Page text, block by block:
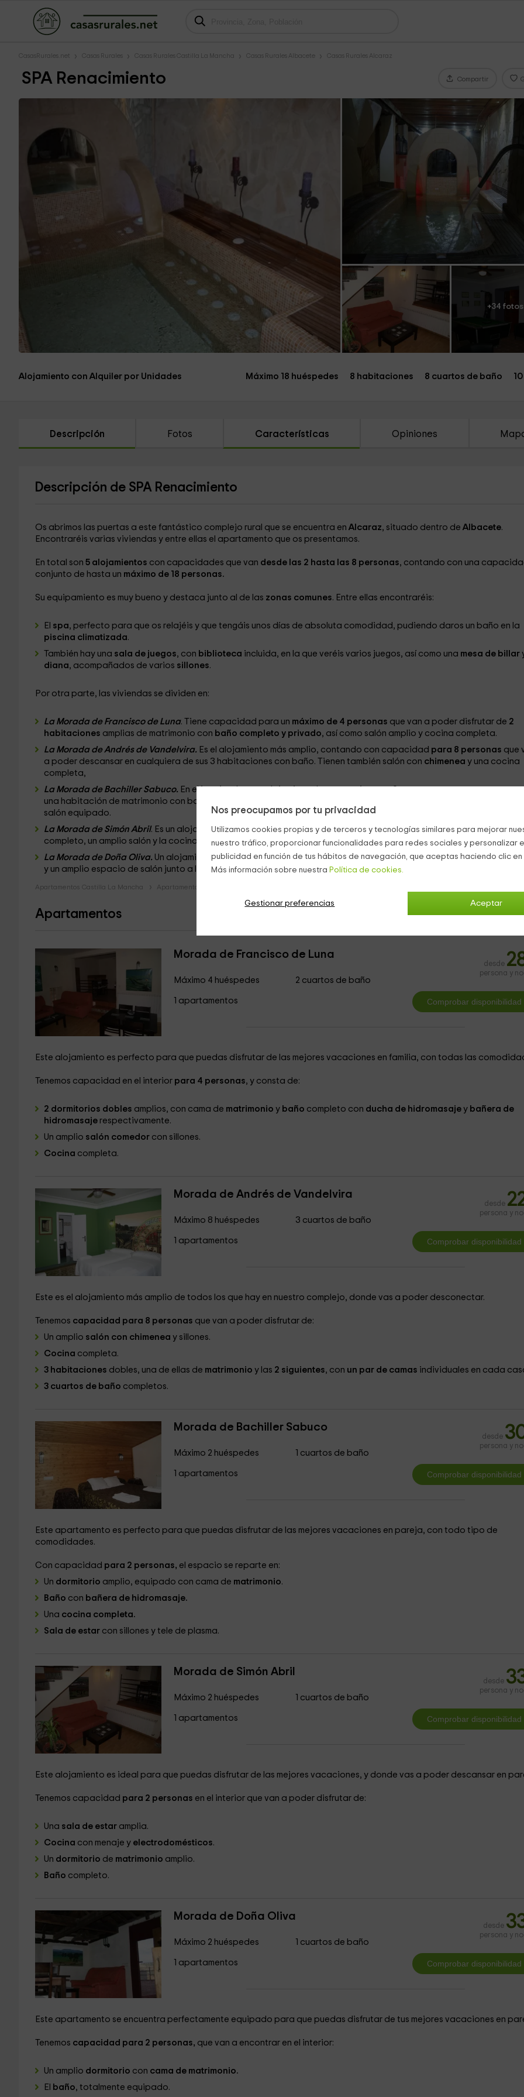
Nos preocupamos por tu privacidad
Utilizamos cookies propias y de terceros y tecnologías similares para mejorar
nuestro tráfico, proporcionar funcionalidades para redes sociales y personalizar
publicidad en función de tus hábitos de navegación, que aceptas haciendo clic
Más información sobre nuestra Política de cookies.
Aceptar
Gestionar preferencias
CasasRurales.net Casas Rurales Casas Rurales Castilla La Mancha Casas Rurales Albacete Casas Rurales Alcaraz
SPA Renacimiento Compartir
+34 fotos
Alojamiento con Alquiler por Unidades Máximo 18 huéspedes 8 habitaciones 8 cuartos de baño
Descripción Fotos Características Opiniones
Descripción de SPA Renacimiento
Os abrimos las puertas a este fantástico complejo rural que se encuentra en Alcaraz, situado dentro de Albacete.
Encontraréis varias viviendas y entre ellas el apartamento que os presentamos.
En total son 5 alojamientos con capacidades que van desde las 2 hasta las 8 personas, contando con una
conjunto de hasta un máximo de 18 personas.
Su equipamiento es muy bueno y destaca junto al de las zonas comunes. Entre ellas encontraréis:
El spa, perfecto para que os relajéis y que tengáis unos días de absoluta comodidad, pudiendo daros un baño en la
piscina climatizada.
También hay una sala de juegos, con biblioteca incluida, en la que veréis varios juegos, así como una mesa de billar
diana, acompañados de varios sillones.
Por otra parte, las viviendas se dividen en:
La Morada de Francisco de Luna. Tiene capacidad para un máximo de 4 personas que van a poder disfrutar de 2
habitaciones amplias de matrimonio con baño completo y privado, así como salón amplio y cocina completa.
La Morada de Andrés de Vandelvira. Es el alojamiento más amplio, contando con capacidad para 8 personas que
a poder descansar en cualquiera de sus 3 habitaciones con baño. Tienen también salón con chimenea y una cocina
completa,
La Morada de Bachiller Sabuco. En el interior de este alojamiento hay espacio
una habitación de matrimonio con baño equipado con bañera de hidromasaje. También consta de cocina completa
salón equipado.
La Morada de Simón Abril. Es un alojamientopara 2 personasque van a encontrar un dormitorio amplio, con baño
completo, un amplio salón y la cocina completa.
La Morada de Doña Oliva. Un alojamiento para2 personasque dispone de un dormitorio de matrimonio, baño
y un amplio espacio de salón junto a la cocina.
Apartamentos Castilla La Mancha Apartamentos Albacete
Apartamentos
Morada de Francisco de Luna
Máximo 4 huéspedes
1 apartamentos
2 cuartos de baño
desde
persona y
Este alojamiento es perfecto para que puedas disfrutar de las mejores vacaciones en familia, con todas las
Tenemos capacidad en el interiorpara 4 personas, y consta de:
2 dormitorios dobles amplios, con cama de matrimonio y baño completo con ducha de hidromasaje y bañera de
hidromasaje respectivamente.
Un amplio salón comedor con sillones.
Cocina completa.
Morada de Andrés de Vandelvira
Máximo 8 huéspedes
1 apartamentos
3 cuartos de baño
desde
persona y
Este es el alojamiento más amplio de todos los que hay en nuestro complejo, donde vas a poder desconectar.
Tenemos capacidad para 8 personas que van a poder disfrutar de:
Un amplio salón con chimenea y sillones.
Cocina completa.
3 habitaciones dobles, una de ellas de matrimonio y las 2 siguientes, con un par de camas individuales en cada
3 cuartos de baño completos.
Morada de Bachiller Sabuco
Máximo 2 huéspedes
1 apartamentos
1 cuartos de baño
desde
persona y
Este apartamento es perfecto para que puedas disfrutar de las mejores vacaciones en pareja, con todo tipo de
comodidades.
Con capacidad para 2 personas, el espacio se reparte en:
Un dormitorio amplio, equipado con cama de matrimonio.
Baño con bañera de hidromasaje.
Una cocina completa.
Sala de estar con sillones y tele de plasma.
Morada de Simón Abril
Máximo 2 huéspedes
1 apartamentos
1 cuartos de baño
desde
persona y
Este alojamiento es ideal para que puedas disfrutar de las mejores vacaciones, y donde vas a poder descansar en
Tenemos capacidad para 2 personas en el interior que van a poder disfrutar de:
Una sala de estar amplia.
Cocina con menaje y electrodomésticos.
Un dormitorio de matrimonio amplio.
Baño completo.
Morada de Doña Oliva
Máximo 2 huéspedes
1 apartamentos
1 cuartos de baño
desde
persona y
Este apartamento se encuentra perfectamente equipado para que puedas disfrutar de tus mejores vacaciones en
Tenemos capacidad para 2 personas, que van a encontrar en el interior:
Un amplio dormitorio con cama de matrimonio.
El baño, totalmente equipado.